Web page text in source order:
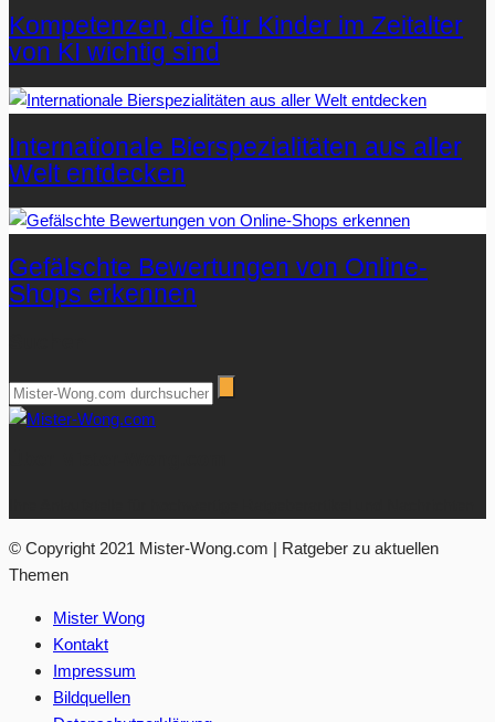
Kompetenzen, die für Kinder im Zeitalter
von KI wichtig sind
Internationale Bierspezialitäten aus aller
Welt entdecken
Gefälschte Bewertungen von Online-
Shops erkennen
© Copyright 2021 Mister-Wong.com | Ratgeber zu aktuellen
Themen
Mister Wong
Kontakt
Impressum
Bildquellen